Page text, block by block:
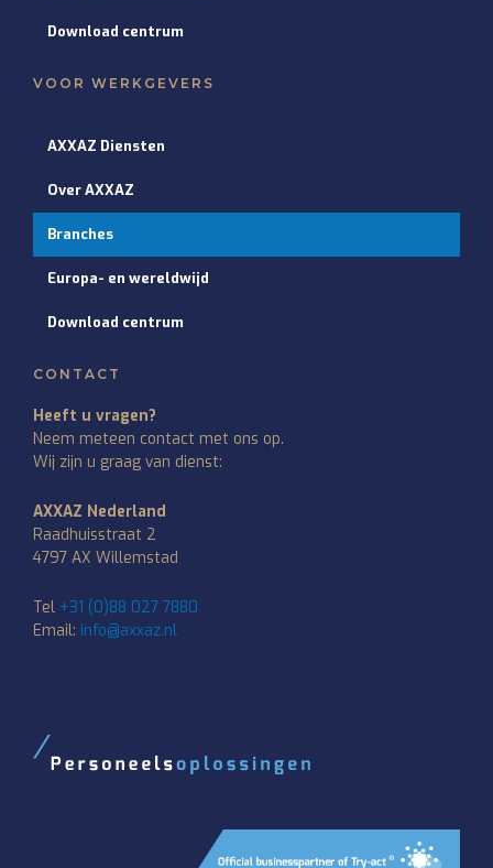
Download centrum
VOOR WERKGEVERS
AXXAZ Diensten
Over AXXAZ
Branches
Europa- en wereldwijd
Download centrum
CONTACT
Heeft u vragen?
Neem meteen contact met ons op.
Wij zijn u graag van dienst:
AXXAZ Nederland
Raadhuisstraat 2
4797 AX Willemstad
Tel +31 (0)88 027 7880
Email: info@axxaz.nl